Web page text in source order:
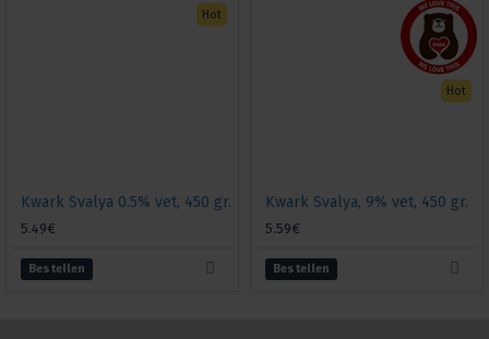
Hot
Kwark Svalya 0.5% vet, 450 gr.
5.49€
Bestellen
Hot
Kwark Svalya, 9% vet, 450 gr.
5.59€
Bestellen